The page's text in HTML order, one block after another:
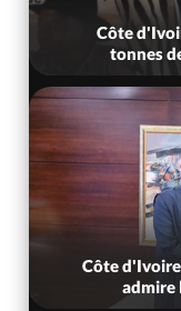
des 100 000
CI co...
Amadou Oury Bah
et veu...